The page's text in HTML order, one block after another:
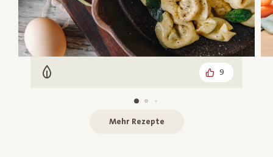
Vegetarisch 9
Mehr Rezepte